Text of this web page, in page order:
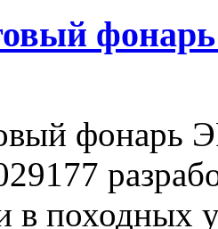
фонарь
в походных